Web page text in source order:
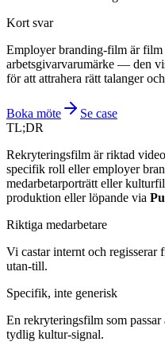
Kort svar
Employer branding-film är film
arbetsgivarvarumärke — den
för att attrahera rätt talanger
Boka möte
Se case
TL;DR
Rekryteringsfilm är riktad
specifik roll eller employer
medarbetarporträtt eller
produktion eller löpande via
Riktiga medarbetare
Vi castar internt och
utan-till.
Specifik, inte generisk
En rekryteringsfilm som
tydlig kultur-signal.